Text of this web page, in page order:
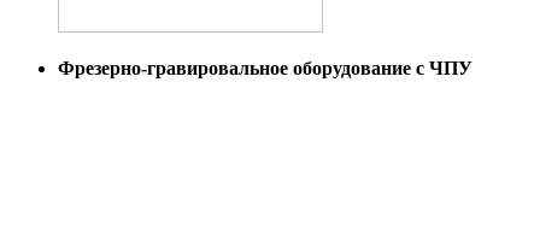
Фрезерно-гравировальное оборудование с ЧПУ